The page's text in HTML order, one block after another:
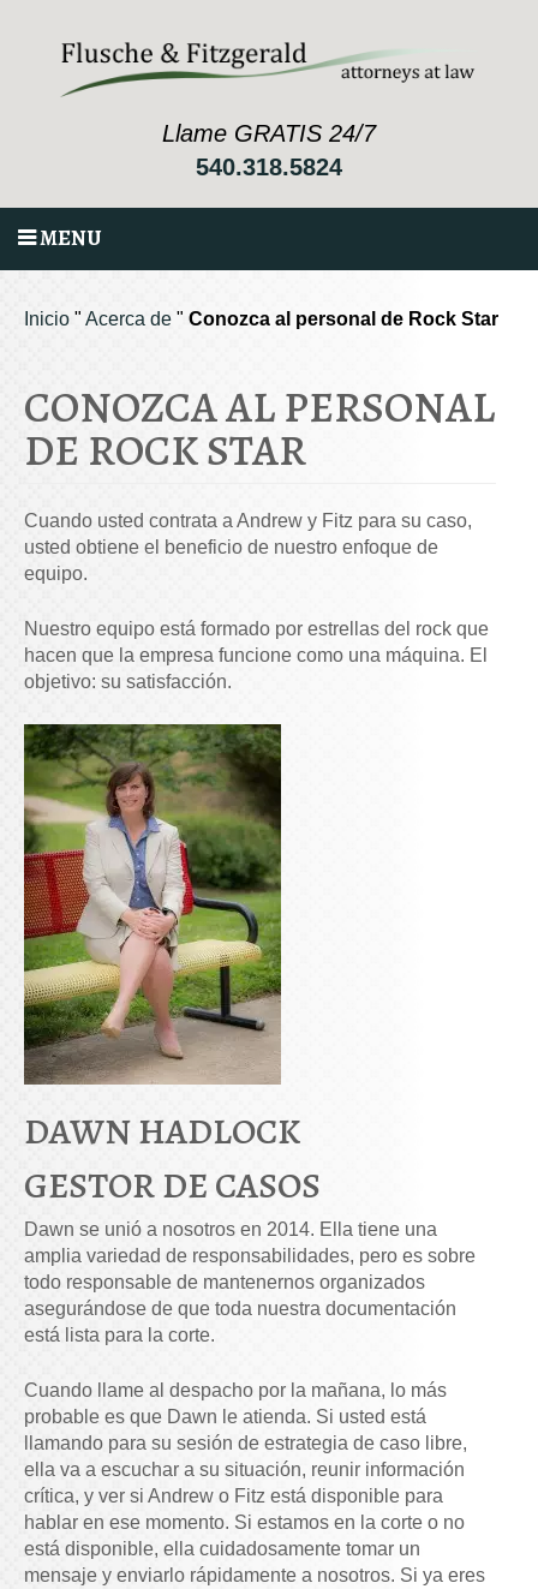
Llame GRATIS 24/7
540.318.5824
MENU
Inicio " Acerca de " Conozca al personal de Rock Star
CONOZCA AL PERSONAL
DE ROCK STAR
Cuando usted contrata a Andrew y Fitz para su caso,
usted obtiene el beneficio de nuestro enfoque de
equipo.
Nuestro equipo está formado por estrellas del rock que
hacen que la empresa funcione como una máquina. El
objetivo: su satisfacción.
DAWN HADLOCK
GESTOR DE CASOS
Dawn se unió a nosotros en 2014. Ella tiene una
amplia variedad de responsabilidades, pero es sobre
todo responsable de mantenernos organizados
asegurándose de que toda nuestra documentación
está lista para la corte.
Cuando llame al despacho por la mañana, lo más
probable es que Dawn le atienda. Si usted está
llamando para su sesión de estrategia de caso libre,
ella va a escuchar a su situación, reunir información
crítica, y ver si Andrew o Fitz está disponible para
hablar en ese momento. Si estamos en la corte o no
está disponible, ella cuidadosamente tomar un
mensaje y enviarlo rápidamente a nosotros. Si ya eres